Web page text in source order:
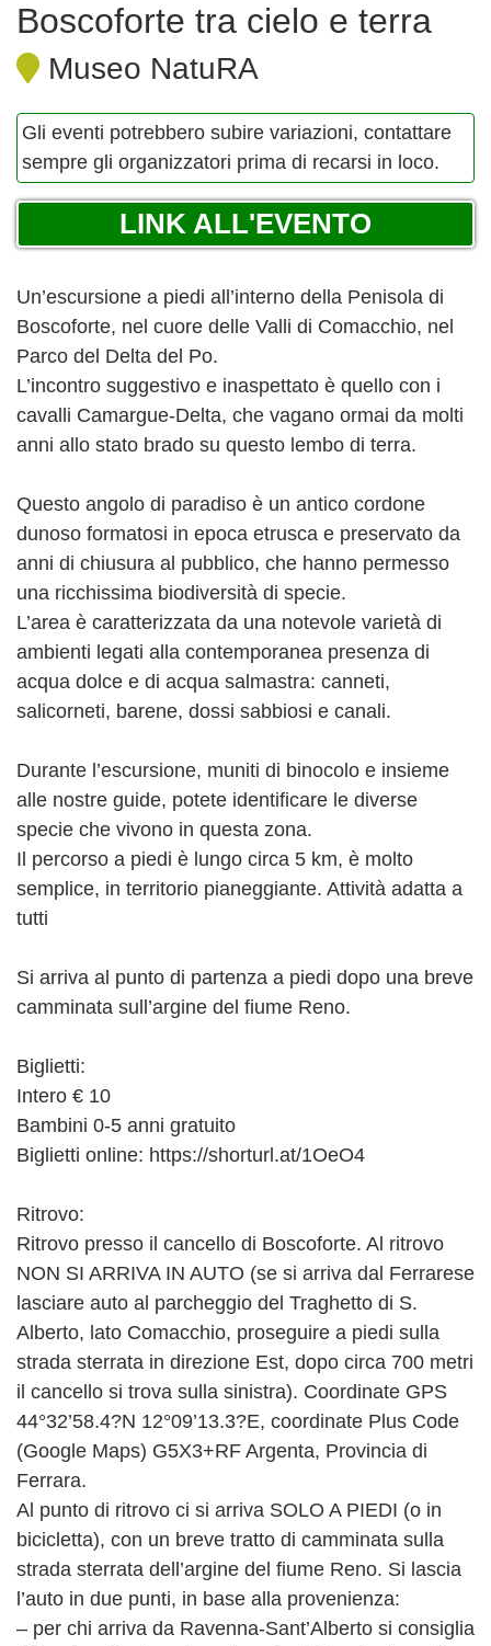
Boscoforte tra cielo e terra
Museo NatuRA
Gli eventi potrebbero subire variazioni, contattare
sempre gli organizzatori prima di recarsi in loco.
LINK ALL'EVENTO
Un’escursione a piedi all’interno della Penisola di
Boscoforte, nel cuore delle Valli di Comacchio, nel
Parco del Delta del Po.
L’incontro suggestivo e inaspettato è quello con i
cavalli Camargue-Delta, che vagano ormai da molti
anni allo stato brado su questo lembo di terra.
Questo angolo di paradiso è un antico cordone
dunoso formatosi in epoca etrusca e preservato da
anni di chiusura al pubblico, che hanno permesso
una ricchissima biodiversità di specie.
L’area è caratterizzata da una notevole varietà di
ambienti legati alla contemporanea presenza di
acqua dolce e di acqua salmastra: canneti,
salicorneti, barene, dossi sabbiosi e canali.
Durante l’escursione, muniti di binocolo e insieme
alle nostre guide, potete identificare le diverse
specie che vivono in questa zona.
Il percorso a piedi è lungo circa 5 km, è molto
semplice, in territorio pianeggiante. Attività adatta a
tutti
Si arriva al punto di partenza a piedi dopo una breve
camminata sull’argine del fiume Reno.
Biglietti:
Intero € 10
Bambini 0-5 anni gratuito
Biglietti online: https://shorturl.at/1OeO4
Ritrovo:
Ritrovo presso il cancello di Boscoforte. Al ritrovo
NON SI ARRIVA IN AUTO (se si arriva dal Ferrarese
lasciare auto al parcheggio del Traghetto di S.
Alberto, lato Comacchio, proseguire a piedi sulla
strada sterrata in direzione Est, dopo circa 700 metri
il cancello si trova sulla sinistra). Coordinate GPS
44°32’58.4?N 12°09’13.3?E, coordinate Plus Code
(Google Maps) G5X3+RF Argenta, Provincia di
Ferrara.
Al punto di ritrovo ci si arriva SOLO A PIEDI (o in
bicicletta), con un breve tratto di camminata sulla
strada sterrata dell’argine del fiume Reno. Si lascia
l’auto in due punti, in base alla provenienza:
– per chi arriva da Ravenna-Sant’Alberto si consiglia